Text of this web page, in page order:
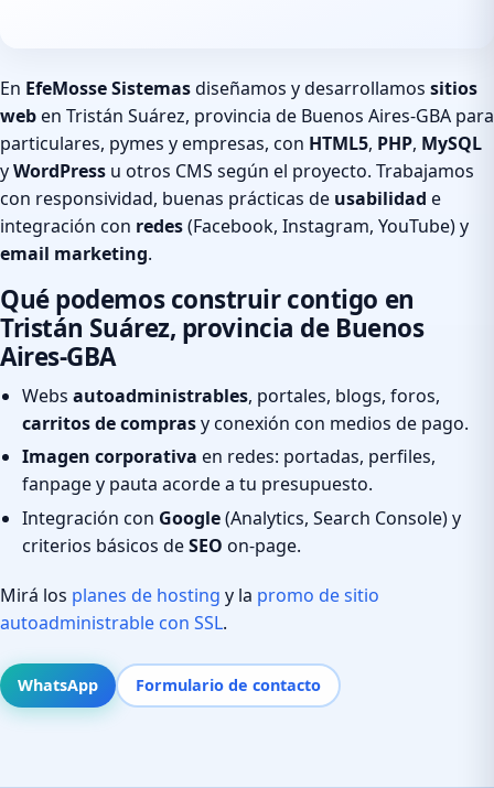
En EfeMosse Sistemasdiseñamos y desarrollamos sitios
weben Tristán Suárez, provincia de Buenos Aires-GBA para
particulares, pymes y empresas, con HTML5, PHP, MySQL
yWordPress u otros CMS según el proyecto. Trabajamos
con responsividad, buenas prácticas de usabilidad e
integración con redes(Facebook, Instagram, YouTube) y
email marketing.
Qué podemos construir contigo en
Tristán Suárez, provincia de Buenos
Aires-GBA
Webs autoadministrables, portales, blogs, foros,
carritos de comprasy conexión con medios de pago.
Imagen corporativa en redes: portadas, perfiles,
fanpage y pauta acorde a tu presupuesto.
Integración con Google(Analytics, Search Console) y
criterios básicos deSEO on-page.
Mirá los planes de hosting y la promo de sitio
autoadministrable con SSL.
WhatsApp Formulario de contacto